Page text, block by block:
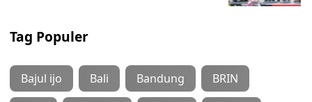
Tag Populer
Bajul ijo Bali Bandung BRIN